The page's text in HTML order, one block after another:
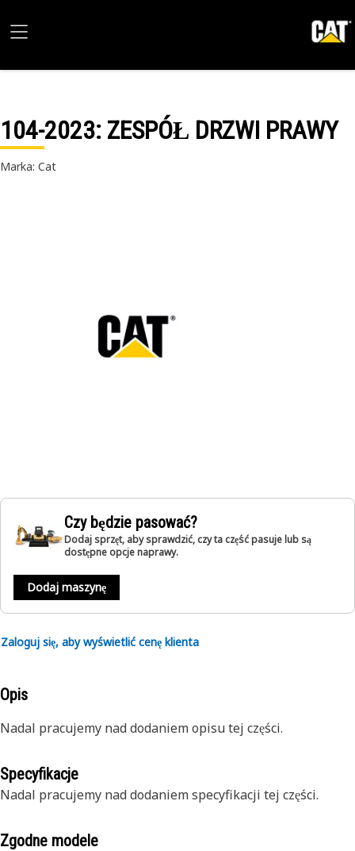
104-2023: ZESPÓŁ DRZWI PRAWY
Marka: Cat
Czy będzie pasować?
Dodaj sprzęt, aby sprawdzić, czy ta część pasuje lub są
dostępne opcje naprawy.
Dodaj maszynę
Zaloguj się, aby wyświetlić cenę klienta
Opis
Nadal pracujemy nad dodaniem opisu tej części.
Specyfikacje
Nadal pracujemy nad dodaniem specyfikacji tej części.
Zgodne modele